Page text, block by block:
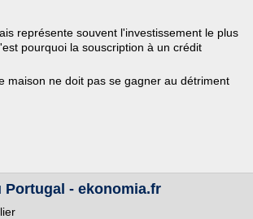
représente souvent l'investissement le plus
pourquoi la souscription à un crédit
maison ne doit pas se gagner au détriment
- ekonomia.fr